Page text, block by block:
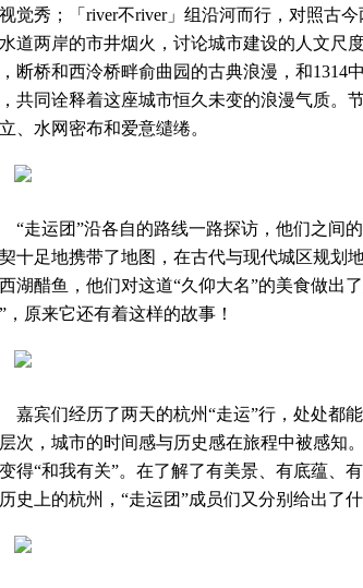
觉秀；「river不river」组沿河而行，对照古
道两岸的市井烟火，讨论城市建设的人文尺
断桥和西泠桥畔俞曲园的古典浪漫，和1314
共同诠释着这座城市恒久未变的浪漫气质。
、水网密布和爱意缱绻。
运团”沿各自的路线一路探访，他们之间的
十足地携带了地图，在古代与现代城区规划
湖醋鱼，他们对这道“久仰大名”的美食做出
，原来它还有着这样的故事！
宾们经历了两天的杭州“走运”行，处处都能
次，城市的时间感与历史感在旅程中被感知
得“和我有关”。在了解了有美景、有底蕴、
史上的杭州，“走运团”成员们又分别给出了